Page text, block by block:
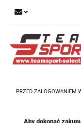
PRZED ZALOGOWANIEM
Aby dokonać